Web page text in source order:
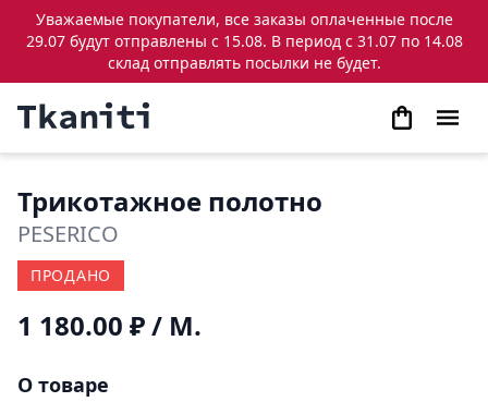
Уважаемые покупатели, все заказы оплаченные после
29.07 будут отправлены с 15.08. В период с 31.07 по 14.08
склад отправлять посылки не будет.
Трикотажное полотно
PESERICO
ПРОДАНО
1 180.00 ₽/ М.
О товаре